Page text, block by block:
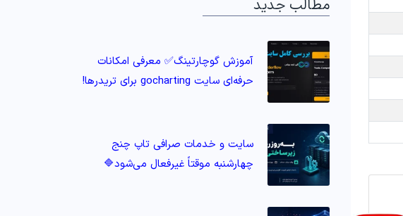
مطالب جدید
آموزش گوچارتینگ✅ معرفی امکانات
حرفه‌ای سایت gocharting برای تریدرها!
سایت و خدمات صرافی تاپ‌ چنج
چهارشنبه موقتاً غیرفعال می‌شود🔷